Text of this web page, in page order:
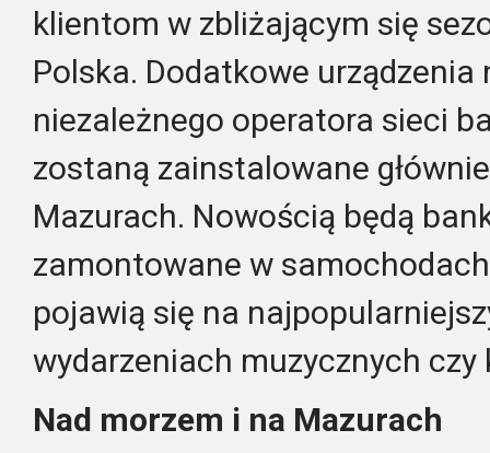
klientom w zbliżającym się
Polska. Dodatkowe urządzenia
niezależnego operatora sieci
zostaną zainstalowane
Mazurach. Nowością będą
zamontowane w
pojawią się na najpo
wydarzeniach muzycznych czy
Nad morzem i na Mazurach